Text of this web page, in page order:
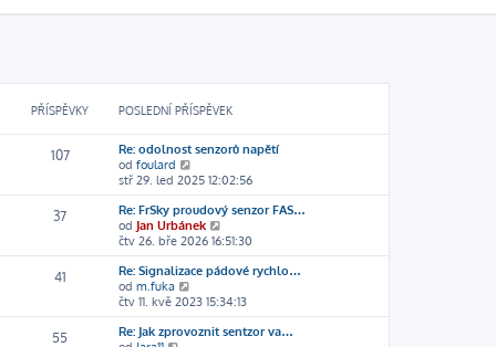
PŘÍSPĚVKY POSLEDNÍ PŘÍSPĚVEK
107
Re: odolnost senzorů napětí
od foulard
o
b
r
a
z
i
t
o
s
l
stř 29. led 2025 12:02:56
37
Re: FrSky proudový senzor FAS…
od Jan Urbánek
o
b
r
z
i
t
čtv 26. bře 2026 16:51:30
41
Re: Signalizace pádové rychlo…
od m.fuka
o
b
r
čtv 11. kvě 2023 15:34:13
55
Re: Jak zprovoznit sentzor va…